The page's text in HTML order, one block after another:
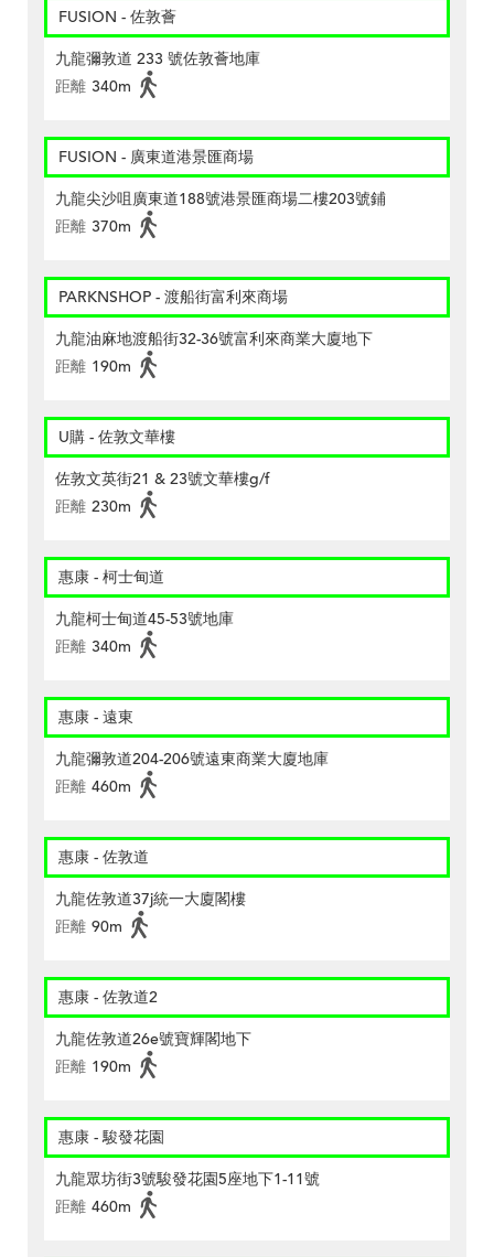
FUSION - 佐敦薈
九龍彌敦道 233 號佐敦薈地庫
距離 340m
FUSION - 廣東道港景匯商場
九龍尖沙咀廣東道188號港景匯商場二樓203號鋪
距離 370m
PARKNSHOP - 渡船街富利來商場
九龍油麻地渡船街32-36號富利來商業大廈地下
距離 190m
U購 - 佐敦文華樓
佐敦文英街21 & 23號文華樓g/f
距離 230m
惠康 - 柯士甸道
九龍柯士甸道45-53號地庫
距離 340m
惠康 - 遠東
九龍彌敦道204-206號遠東商業大廈地庫
距離 460m
惠康 - 佐敦道
九龍佐敦道37j統一大廈閣樓
距離 90m
惠康 - 佐敦道2
九龍佐敦道26e號寶輝閣地下
距離 190m
惠康 - 駿發花園
九龍眾坊街3號駿發花園5座地下1-11號
距離 460m